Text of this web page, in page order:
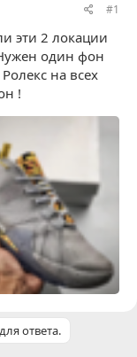
#1
эти 2 локации
один фон
на всех
!
ответа.